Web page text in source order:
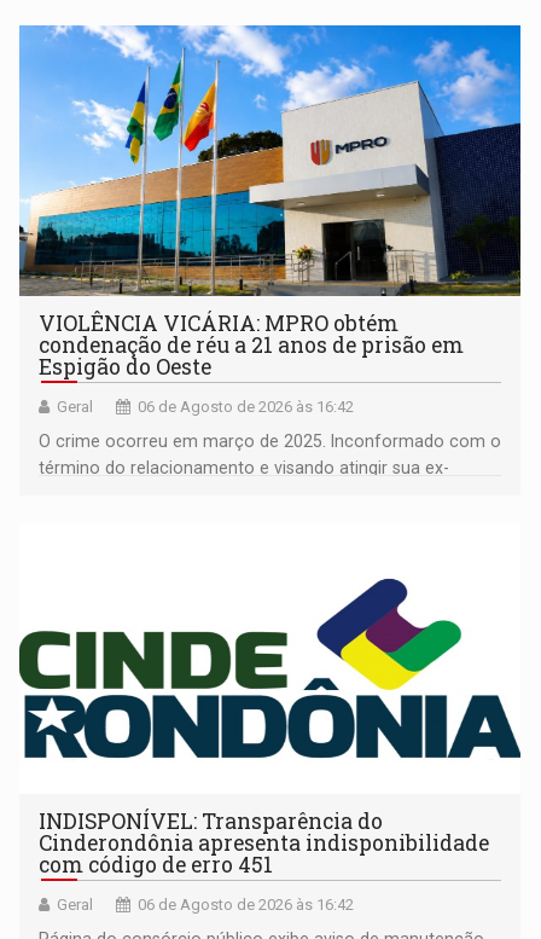
comunidade
VIOLÊNCIA VICÁRIA: MPRO obtém
condenação de réu a 21 anos de prisão em
Espigão do Oeste
Geral 06 de Agosto de 2026 às 16:42
O crime ocorreu em março de 2025. Inconformado com o
término do relacionamento e visando atingir sua ex-
INDISPONÍVEL: Transparência do
Cinderondônia apresenta indisponibilidade
com código de erro 451
Geral 06 de Agosto de 2026 às 16:42